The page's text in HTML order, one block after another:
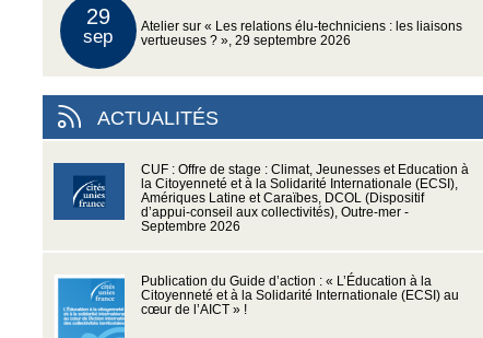
29
sep
Atelier sur « Les relations élu-techniciens : les liaisons
vertueuses ? », 29 septembre 2026
ACTUALITÉS
CUF : Offre de stage : Climat, Jeunesses et Education à
la Citoyenneté et à la Solidarité Internationale (ECSI),
Amériques Latine et Caraïbes, DCOL (Dispositif
d’appui-conseil aux collectivités), Outre-mer -
Septembre 2026
Publication du Guide d’action : « L’Éducation à la
Citoyenneté et à la Solidarité Internationale (ECSI) au
cœur de l’AICT » !